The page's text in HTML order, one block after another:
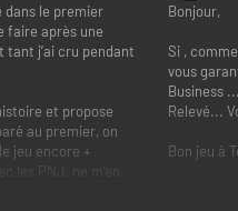
uniques qui permettent de
dans le premier
faire après une
tant j’ai cru pendant
et propose
au premier, on
jeu encore +
les PNJ, ne m’en
Bonjour,
Si ,
vous
Business
Relevé...
Bon jeu à